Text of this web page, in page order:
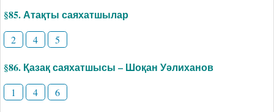
§85. Атақты саяхатшылар
2 4 5
§86. Қазақ саяхатшысы – Шоқан Уәлиханов
1 4 6